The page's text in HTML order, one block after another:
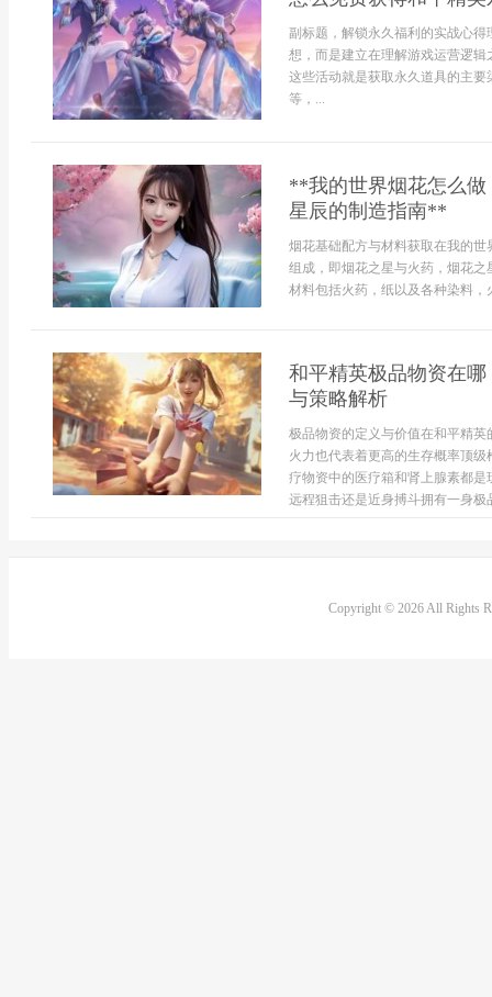
副标题，解锁永久福利的实战心
想，而是建立在理解游戏运营逻
这些活动就是获取永久道具的主
等，...
**我的世界烟花怎么
星辰的制造指南**
烟花基础配方与材料获取在我的
组成，即烟花之星与火药，烟花
材料包括火药，纸以及各种染料
和平精英极品物资在
与策略解析
极品物资的定义与价值在和平精
火力也代表着更高的生存概率顶
疗物资中的医疗箱和肾上腺素都
远程狙击还是近身搏斗拥有一身
Copyright © 2026 All Rights